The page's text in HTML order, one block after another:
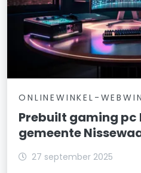
ONLINEWINKEL-
Prebuilt gaming pc
gemeente
27 september 2025